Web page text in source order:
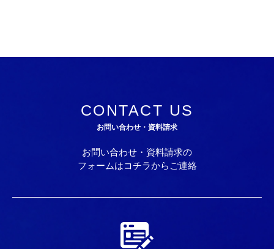
CONTACT US
お問い合わせ・資料請求
お問い合わせ・資料請求の
フォームはコチラからご連絡